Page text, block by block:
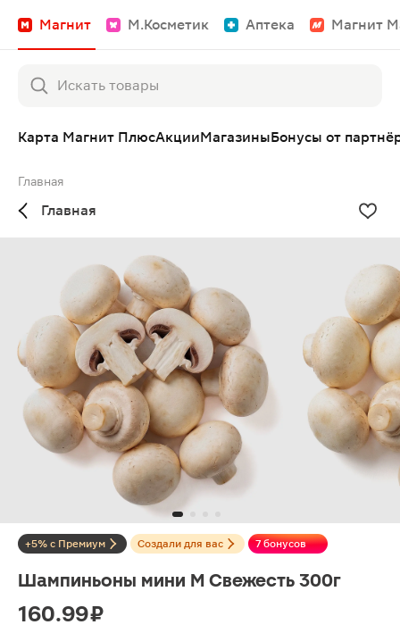
Магнит М.Косметик Аптека Магнит
Карта Магнит ПлюсАкцииМагазиныБонусы от
Главная
Главная
+5% с Премиум Создали для вас 7 бонусов
Шампиньоны мини М Свежесть 300г
160.99 ₽